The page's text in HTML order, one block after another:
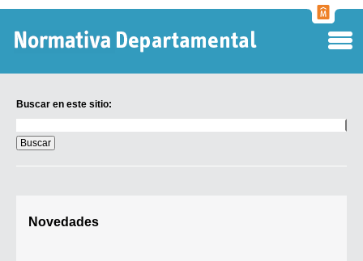
Buscar en este sitio:
en
este
sitio:
Novedades